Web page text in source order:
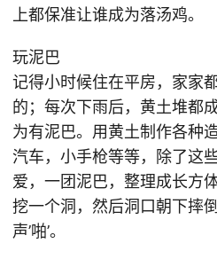
上都保准让谁成为落汤鸡。
玩泥巴
记得小时候住在平房，家家
的；每次下雨后，黄土堆都
为有泥巴。用黄土制作各种
汽车，小手枪等等，除了这
爱，一团泥巴，整理成长方
挖一个洞，然后洞口朝下摔
声’啪’。